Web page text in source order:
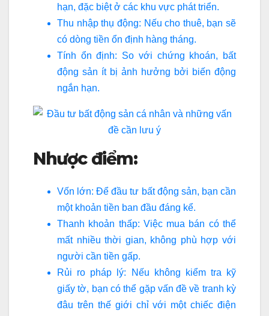
hạn, đặc biệt ở các khu vực phát triển.
Thu nhập thụ động: Nếu cho thuê, bạn sẽ
có dòng tiền ổn định hàng tháng.
Tính ổn định: So với chứng khoán, bất
động sản ít bị ảnh hưởng bởi biến động
ngắn hạn.
Nhược điểm:
Vốn lớn: Để đầu tư bất động sản, bạn cần
một khoản tiền ban đầu đáng kể.
Thanh khoản thấp: Việc mua bán có thể
mất nhiều thời gian, không phù hợp với
người cần tiền gấp.
Rủi ro pháp lý: Nếu không kiểm tra kỹ
giấy tờ, bạn có thể gặp vấn đề về tranh kỳ
đâu trên thế giới chỉ với một chiếc điện